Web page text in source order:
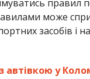
правил
може
засобів і
автівкою у